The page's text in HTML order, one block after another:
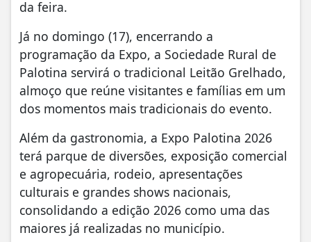
da feira.
Já no domingo (17), encerrando a
programação da Expo, a Sociedade Rural de
Palotina servirá o tradicional Leitão Grelhado,
almoço que reúne visitantes e famílias em um
dos momentos mais tradicionais do evento.
Além da gastronomia, a Expo Palotina 2026
terá parque de diversões, exposição comercial
e agropecuária, rodeio, apresentações
culturais e grandes shows nacionais,
consolidando a edição 2026 como uma das
maiores já realizadas no município.